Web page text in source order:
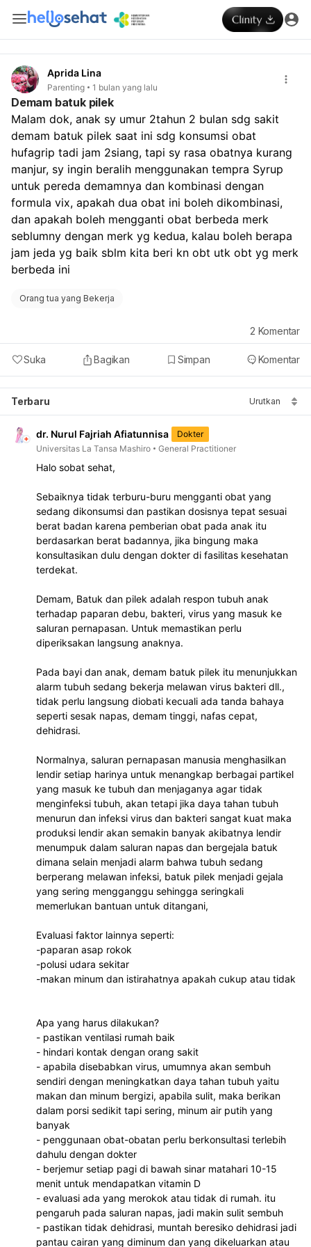
Aprida Lina
Parenting 1 bulan yang lalu
Demam batuk pilek
Malam dok, anak sy umur 2tahun 2 bulan sdg sakit
demam batuk pilek saat ini sdg konsumsi obat
hufagrip tadi jam 2siang, tapi sy rasa obatnya kurang
manjur, sy ingin beralih menggunakan tempra Syrup
untuk pereda demamnya dan kombinasi dengan
formula vix, apakah dua obat ini boleh dikombinasi,
dan apakah boleh mengganti obat berbeda merk
seblumny dengan merk yg kedua, kalau boleh berapa
jam jeda yg baik sblm kita beri kn obt utk obt yg merk
berbeda ini
Orang tua yang Bekerja
Suka Bagikan Simpan Komentar
2 Komentar
Terbaru Urutkan
dr. Nurul Fajriah Afiatunnisa
Dokter
Universitas La Tansa Mashiro
General Practitioner
Halo sobat sehat,
Sebaiknya tidak terburu-buru mengganti obat yang
sedang dikonsumsi dan pastikan dosisnya tepat sesuai
berat badan karena pemberian obat pada anak itu
berdasarkan berat badannya, jika bingung maka
konsultasikan dulu dengan dokter di fasilitas kesehatan
terdekat.
Demam, Batuk dan pilek adalah respon tubuh anak
terhadap paparan debu, bakteri, virus yang masuk ke
saluran pernapasan. Untuk memastikan perlu
diperiksakan langsung anaknya.
Pada bayi dan anak, demam batuk pilek itu menunjukkan
alarm tubuh sedang bekerja melawan virus bakteri dll.,
tidak perlu langsung diobati kecuali ada tanda bahaya
seperti sesak napas, demam tinggi, nafas cepat,
dehidrasi.
Normalnya, saluran pernapasan manusia menghasilkan
lendir setiap harinya untuk menangkap berbagai partikel
yang masuk ke tubuh dan menjaganya agar tidak
menginfeksi tubuh, akan tetapi jika daya tahan tubuh
menurun dan infeksi virus dan bakteri sangat kuat maka
produksi lendir akan semakin banyak akibatnya lendir
menumpuk dalam saluran napas dan bergejala batuk
dimana selain menjadi alarm bahwa tubuh sedang
berperang melawan infeksi, batuk pilek menjadi gejala
yang sering mengganggu sehingga seringkali
memerlukan bantuan untuk ditangani,
Evaluasi faktor lainnya seperti:
-paparan asap rokok
-polusi udara sekitar
-makan minum dan istirahatnya apakah cukup atau tidak
Apa yang harus dilakukan?
- pastikan ventilasi rumah baik
- hindari kontak dengan orang sakit
- apabila disebabkan virus, umumnya akan sembuh
sendiri dengan meningkatkan daya tahan tubuh yaitu
makan dan minum bergizi, apabila sulit, maka berikan
dalam porsi sedikit tapi sering, minum air putih yang
banyak
- penggunaan obat-obatan perlu berkonsultasi terlebih
dahulu dengan dokter
- berjemur setiap pagi di bawah sinar matahari 10-15
menit untuk mendapatkan vitamin D
- evaluasi ada yang merokok atau tidak di rumah. itu
pengaruh pada saluran napas, jadi makin sulit sembuh
- pastikan tidak dehidrasi, muntah beresiko dehidrasi jadi
pantau cairan yang diminum dan yang dikeluarkan atau